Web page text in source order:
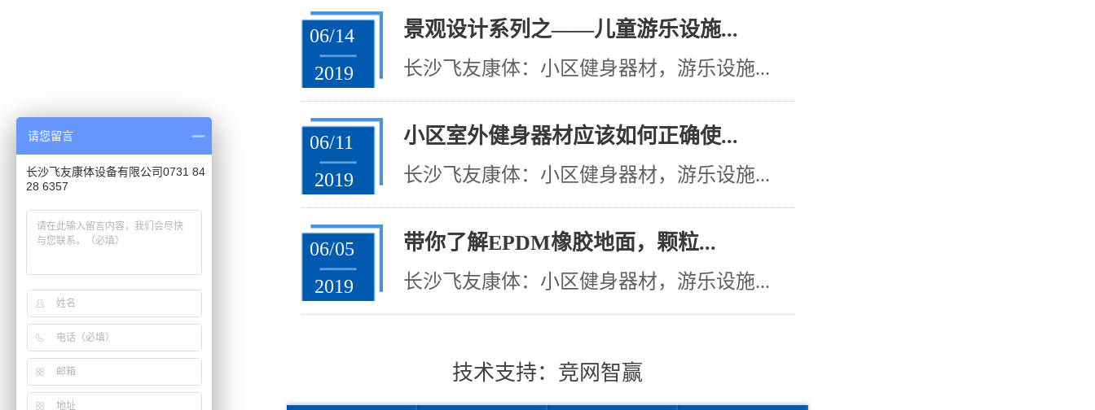
06/14
2019
景观设计系列之——儿童游乐设施...
长沙飞友康体：小区健身器材，游乐设施...
06/11
2019
小区室外健身器材应该如何正确使...
长沙飞友康体：小区健身器材，游乐设施...
06/05
2019
带你了解EPDM橡胶地面，颗粒...
长沙飞友康体：小区健身器材，游乐设施...
技术支持： 竞网智赢
请您留言
长沙飞友康体设备有限公司0731 84
28 6357